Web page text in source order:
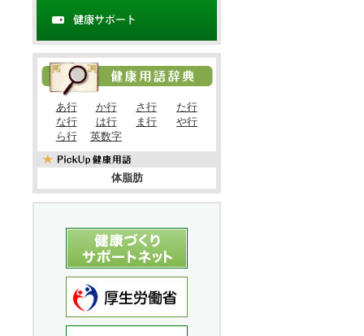
あ行 か行 さ行
た行
な行
は行 ま行
や行
ら行
英数字
体脂肪